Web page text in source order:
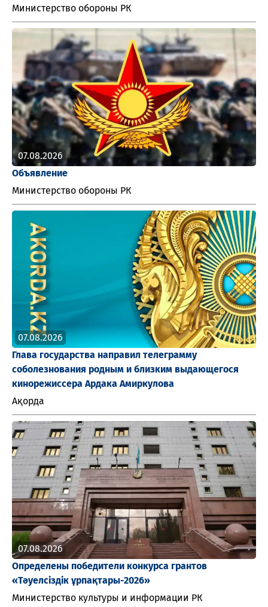
Министерство обороны РК
07.08.2026
Объявление
Министерство обороны РК
07.08.2026
Глава государства направил телеграмму
соболезнования родным и близким выдающегося
кинорежиссера Ардака Амиркулова
Ақорда
07.08.2026
Определены победители конкурса грантов
«Тәуелсіздік ұрпақтары-2026»
Министерство культуры и информации РК